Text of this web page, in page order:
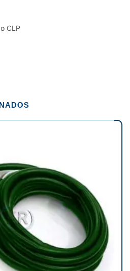
CLP